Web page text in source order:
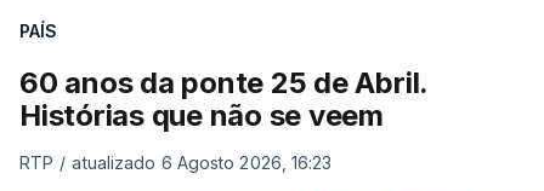
PAÍS
60 anos da ponte 25 de Abril.
Histórias que não se veem
RTP / atualizado 6 Agosto 2026, 16:23